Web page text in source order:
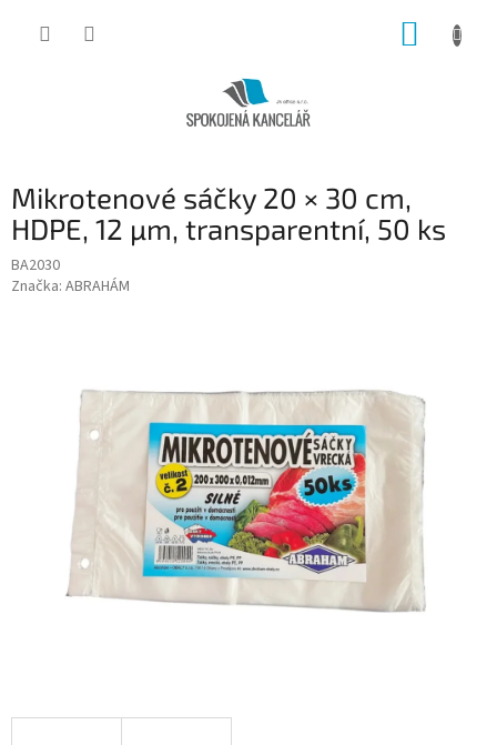
Mikrotenové sáčky 20 × 30 cm,
HDPE, 12 µm, transparentní, 50 ks
BA2030
Značka: ABRAHÁM